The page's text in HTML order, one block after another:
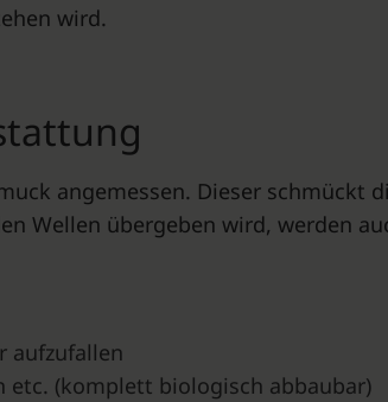
wird.
angemessen. Dieser schmückt
Wellen übergeben wird, werden
aufzufallen
etc. (komplett biologisch abbaubar)